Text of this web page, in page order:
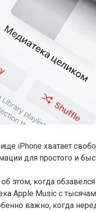
iPhone хватает
для простого и
этом, когда
Apple Music с
важно, когда